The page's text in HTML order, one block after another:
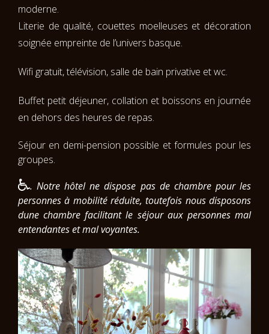
moderne.
Literie de qualité, couettes moelleuses et décoration
soignée empreinte de l’univers basque.
Wifi gratuit, télévision, salle de bain privative et wc.
Buffet petit déjeuner, collation et boissons en journée
en dehors des heures de repas.
Séjour en demi-pension possible et formules pour les
groupes.
. Notre hôtel ne dispose pas de chambre pour les
personnes à mobilité réduite, toutefois nous disposons
dune chambre facilitant le séjour aux personnes mal
entendantes et mal voyantes.